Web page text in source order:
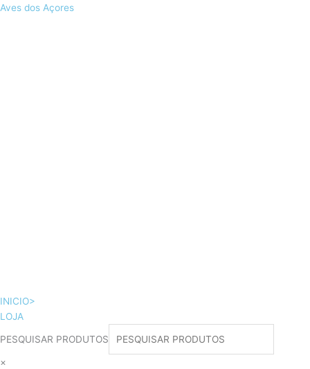
Skip
Aves dos Açores
INICIO>
LOJA
PESQUISAR PRODUTOS
×